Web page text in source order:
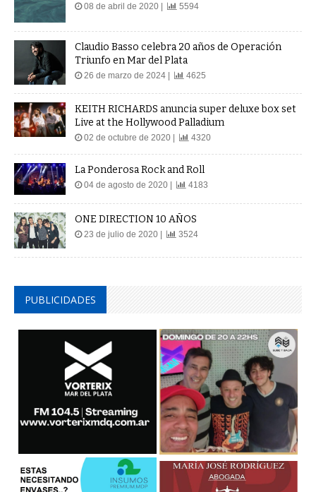
08 de abril de 2020 | 5594
Claudio Basso celebra 20 años de Operación
Triunfo en Mar del Plata
26 de marzo de 2024 | 4625
KEITH RICHARDS anuncia super deluxe box set
Live at the Hollywood Palladium
02 de octubre de 2020 | 4320
La Ponderosa Rock and Roll
04 de agosto de 2020 | 4183
ONE DIRECTION 10 AÑOS
23 de julio de 2020 | 3524
PUBLICIDADES